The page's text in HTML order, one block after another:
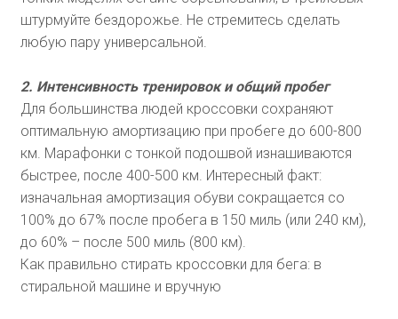
штурмуйте бездорожье. Не стремитесь сделать
любую пару универсальной.
2. Интенсивность тренировок и общий пробег
Для большинства людей кроссовки сохраняют
оптимальную амортизацию при пробеге до 600-800
км. Марафонки с тонкой подошвой изнашиваются
быстрее, после 400-500 км. Интересный факт:
изначальная амортизация обуви сокращается со
100% до 67% после пробега в 150 миль (или 240 км),
до 60% – после 500 миль (800 км).
Как правильно стирать кроссовки для бега: в
стиральной машине и вручную